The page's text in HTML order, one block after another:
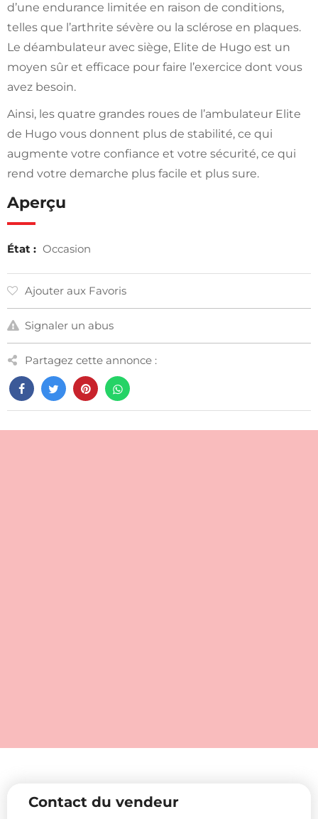
d’une endurance limitée en raison de conditions,
telles que l’arthrite sévère ou la sclérose en plaques.
Le déambulateur avec siège, Elite de Hugo est un
moyen sûr et efficace pour faire l’exercice dont vous
avez besoin.
Ainsi, les quatre grandes roues de l’ambulateur Elite
de Hugo vous donnent plus de stabilité, ce qui
augmente votre confiance et votre sécurité, ce qui
rend votre demarche plus facile et plus sure.
Aperçu
État : Occasion
Ajouter aux Favoris
Signaler un abus
Partagez cette annonce :
Contact du vendeur